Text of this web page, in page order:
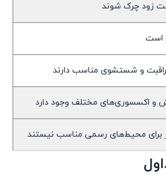
زود چرک شوند
است
و شستشوی مناسب دارند
اکسسوری‌های مختلف وجود دارد
برای محیط‌های رسمی مناسب نیستند